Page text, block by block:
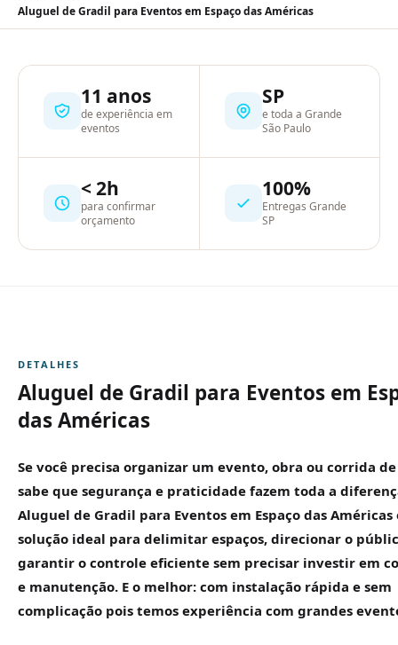
Aluguel de Gradil para Eventos em Espaço das Américas
11 anos
de experiência em
eventos
SP
e toda a Grande
São Paulo
< 2h
para confirmar
orçamento
100%
Entregas Grande
SP
DETALHES
Aluguel de Gradil para Eventos em
das Américas
Se você precisa organizar um evento, obra ou corrida
sabe que segurança e praticidade fazem toda a
Aluguel de Gradil para Eventos em Espaço das Américas
solução ideal para delimitar espaços, direcionar o
garantir o controle eficiente sem precisar investir em
e manutenção. E o melhor: com instalação rápida e sem
complicação pois temos experiência com grandes